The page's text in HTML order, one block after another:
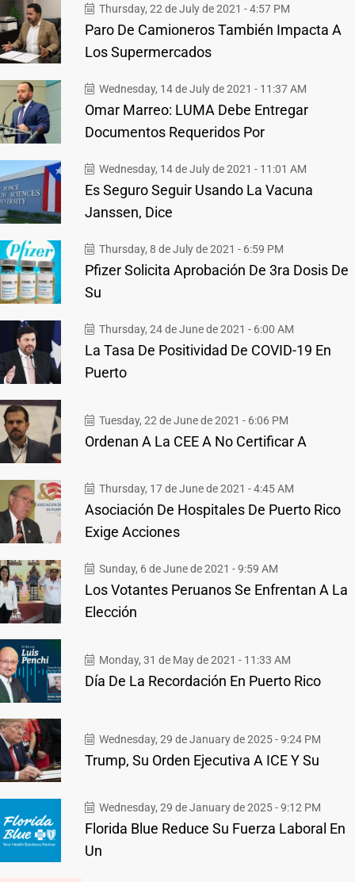
Thursday, 22 de July de 2021 - 4:57 PM
Paro De Camioneros También Impacta A
Los Supermercados
Wednesday, 14 de July de 2021 - 11:37 AM
Omar Marreo: LUMA Debe Entregar
Documentos Requeridos Por
Wednesday, 14 de July de 2021 - 11:01 AM
Es Seguro Seguir Usando La Vacuna
Janssen, Dice
Thursday, 8 de July de 2021 - 6:59 PM
Pfizer Solicita Aprobación De 3ra Dosis De
Su
Thursday, 24 de June de 2021 - 6:00 AM
La Tasa De Positividad De COVID-19 En
Puerto
Tuesday, 22 de June de 2021 - 6:06 PM
Ordenan A La CEE A No Certificar A
Thursday, 17 de June de 2021 - 4:45 AM
Asociación De Hospitales De Puerto Rico
Exige Acciones
Sunday, 6 de June de 2021 - 9:59 AM
Los Votantes Peruanos Se Enfrentan A La
Elección
Monday, 31 de May de 2021 - 11:33 AM
Día De La Recordación En Puerto Rico
Wednesday, 29 de January de 2025 - 9:24 PM
Trump, Su Orden Ejecutiva A ICE Y Su
Wednesday, 29 de January de 2025 - 9:12 PM
Florida Blue Reduce Su Fuerza Laboral En
Un